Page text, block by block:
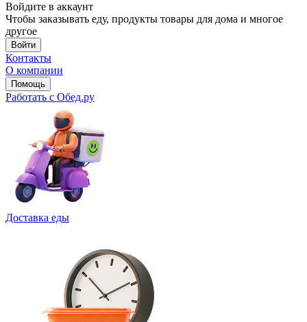
Войдите в аккаунт
Чтобы заказывать еду, продукты товары для дома и многое
другое
Войти
Контакты
О компании
Помощь
Работать с Обед.ру
Доставка еды